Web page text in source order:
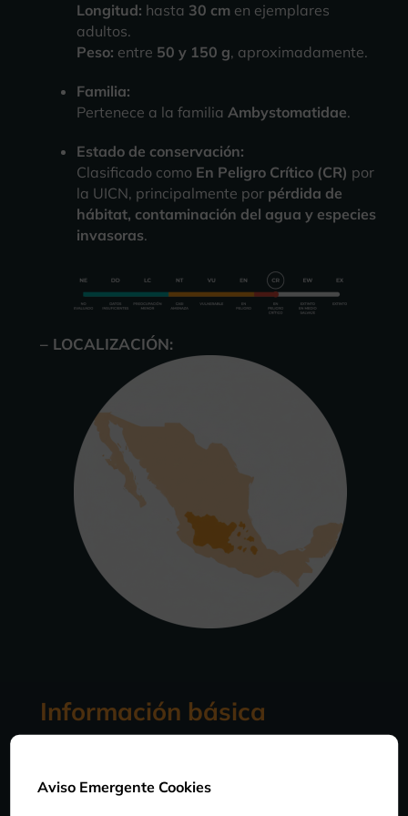
Longitud: hasta 30 cm en ejemplares
adultos.
Peso: entre 50 y 150 g, aproximadamente.
Familia:
Pertenece a la familia Ambystomatidae.
Estado de conservación:
Clasificado como En Peligro Crítico (CR) por
la UICN, principalmente por pérdida de
hábitat, contaminación del agua y especies
invasoras.
– LOCALIZACIÓN:
Información básica
DIETA
Aviso Emergente Cookies